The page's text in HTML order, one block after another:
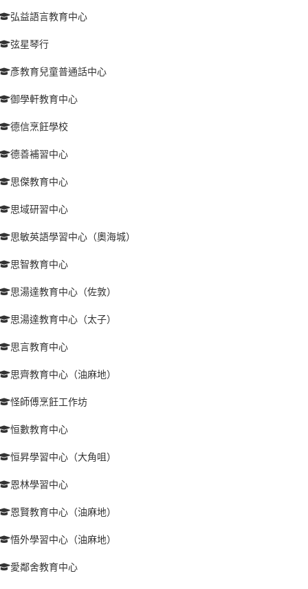
弘益語言教育中心
弦星琴行
彥教育兒童普通話中心
御學軒教育中心
德信烹飪學校
德善補習中心
思傑教育中心
思域研習中心
思敏英語學習中心（奧海城）
思智教育中心
思湯達教育中心（佐敦）
思湯達教育中心（太子）
思言教育中心
思齊教育中心（油麻地）
怪師傅烹飪工作坊
恒數教育中心
恒昇學習中心（大角咀）
恩林學習中心
恩賢教育中心（油麻地）
悟外學習中心（油麻地）
愛鄰舍教育中心